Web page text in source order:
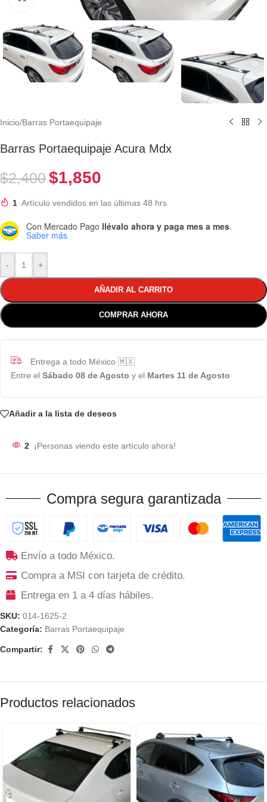
Inicio/Barras Portaequipaje
Barras Portaequipaje Acura Mdx
$2,400$1,850
1 Artículo vendidos en las últimas 48 hrs
Con Mercado Pago llévalo ahora y paga mes a mes.
Saber más
- +
AÑADIR AL CARRITO
COMPRAR AHORA
Entrega a todo México 🇲🇽
Entre el Sábado 08 de Agosto y el Martes 11 de Agosto
Añadir a la lista de deseos
2 ¡Personas viendo este artículo ahora!
Compra segura garantizada
Envío a todo México.
Compra a MSI con tarjeta de crédito.
Entrega en 1 a 4 días hábiles.
SKU: 014-1625-2
Categoría: Barras Portaequipaje
Compartir:
Productos relacionados